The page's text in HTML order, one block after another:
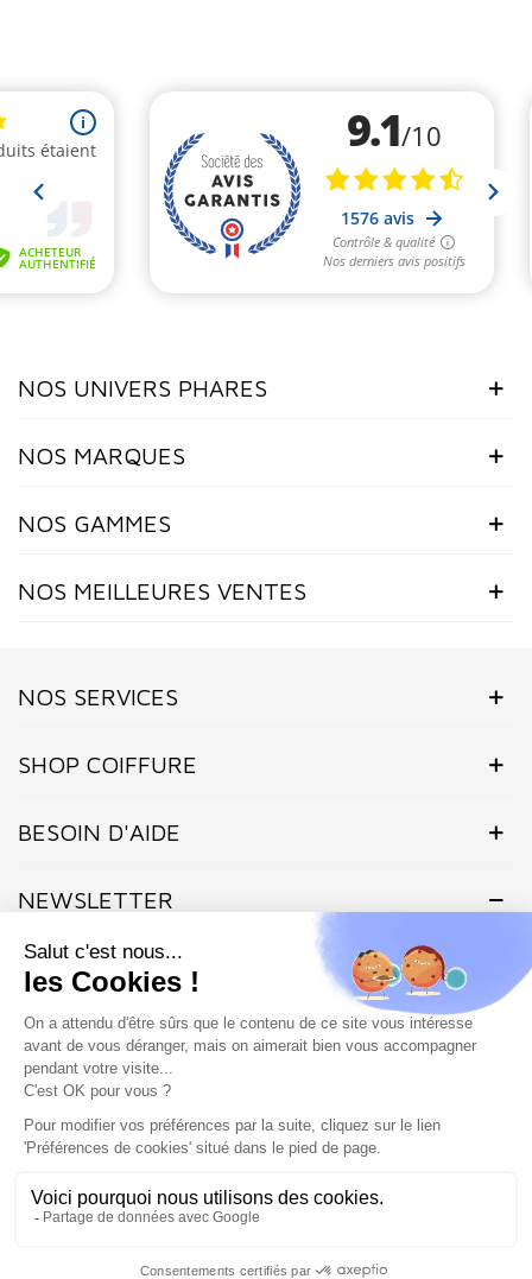
NOS UNIVERS PHARES
NOS MARQUES
NOS GAMMES
NOS MEILLEURES VENTES
NOS SERVICES
SHOP COIFFURE
BESOIN D'AIDE
NEWSLETTER
Inscrivez-vous dès maintenant à notre Newsletter et recevez en
exclusivité nos offres flashs, promotions et actualités.
Site protégé par reCAPTCHA.
Marchand approuvé par la Société des Avis Garantis, cliquez ici pour
vérifier.
SHOP COIFFURE © 2026 - Tous droits réservés - Site créé et